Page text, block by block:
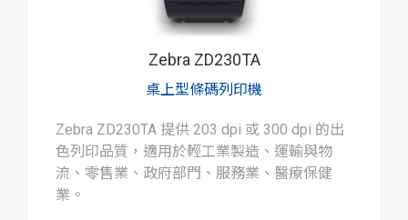
Zebra ZD230TA
桌上型條碼列印機
Zebra ZD230TA 提供 203 dpi 或 300 dpi 的出
色列印品質，適用於輕工業製造、運輸與物
流、零售業、政府部門、服務業、醫療保健
業。